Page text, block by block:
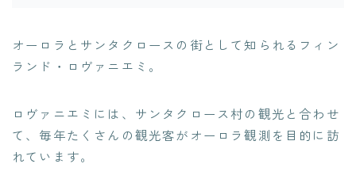
オーロラとサンタクロースの街として知られるフィン
ランド・ロヴァニエミ。
ロヴァニエミには、サンタクロース村の観光と合わせ
て、毎年たくさんの観光客がオーロラ観測を目的に訪
れています。